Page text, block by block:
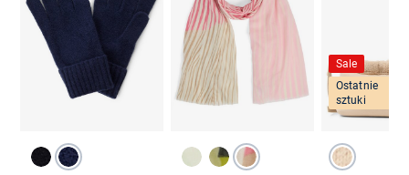
Sale
Ostatnie
sztuki